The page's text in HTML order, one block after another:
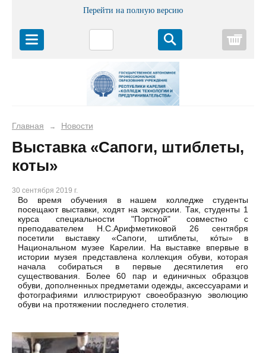
Перейти на полную версию
Главная → Новости
Выставка «Сапоги, штиблеты,
коты»
30 сентября 2019 г.
Во время обучения в нашем колледже студенты
посещают выставки, ходят на экскурсии. Так, студенты 1
курса специальности "Портной" совместно с
преподавателем Н.С.Арифметиковой 26 сентября
посетили выставку «Сапоги, штиблеты, кóты» в
Национальном музее Карелии. На выставке впервые в
истории музея представлена коллекция обуви, которая
начала собираться в первые десятилетия его
существования. Более 60 пар и единичных образцов
обуви, дополненных предметами одежды, аксессуарами и
фотографиями иллюстрируют своеобразную эволюцию
обуви на протяжении последнего столетия.